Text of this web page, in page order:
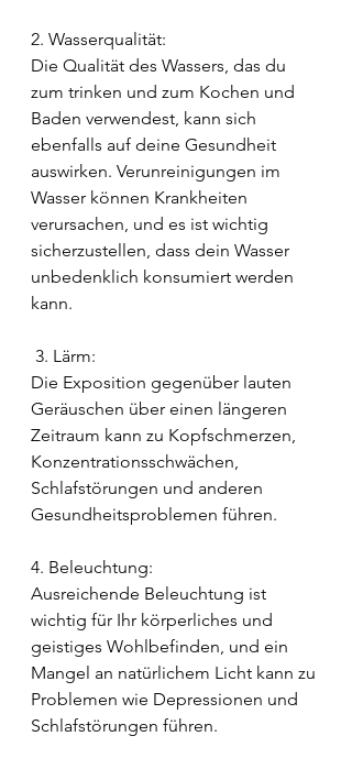
2. Wasserqualität:
Die Qualität des Wassers, das du
zum trinken und zum Kochen und
Baden verwendest, kann sich
ebenfalls auf deine Gesundheit
auswirken. Verunreinigungen im
Wasser können Krankheiten
verursachen, und es ist wichtig
sicherzustellen, dass dein Wasser
unbedenklich konsumiert werden
kann.
3. Lärm:
Die Exposition gegenüber lauten
Geräuschen über einen längeren
Zeitraum kann zu Kopfschmerzen,
Konzentrationsschwächen,
Schlafstörungen und anderen
Gesundheitsproblemen führen.
4. Beleuchtung:
Ausreichende Beleuchtung ist
wichtig für Ihr körperliches und
geistiges Wohlbefinden, und ein
Mangel an natürlichem Licht kann zu
Problemen wie Depressionen und
Schlafstörungen führen.